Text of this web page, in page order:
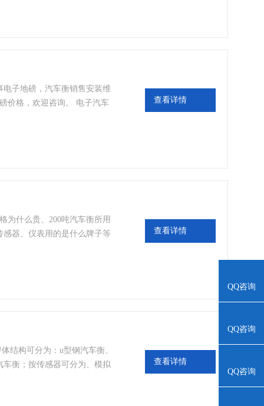
子地磅，汽车衡销售安装维
价格，欢迎咨询。 电子汽车
查看详情
为什么贵、200吨汽车衡所用
器、仪表用的是什么牌子等
查看详情
结构可分为：u型钢汽车衡、
衡；按传感器可分为、模拟
查看详情
QQ咨询
QQ咨询
QQ咨询